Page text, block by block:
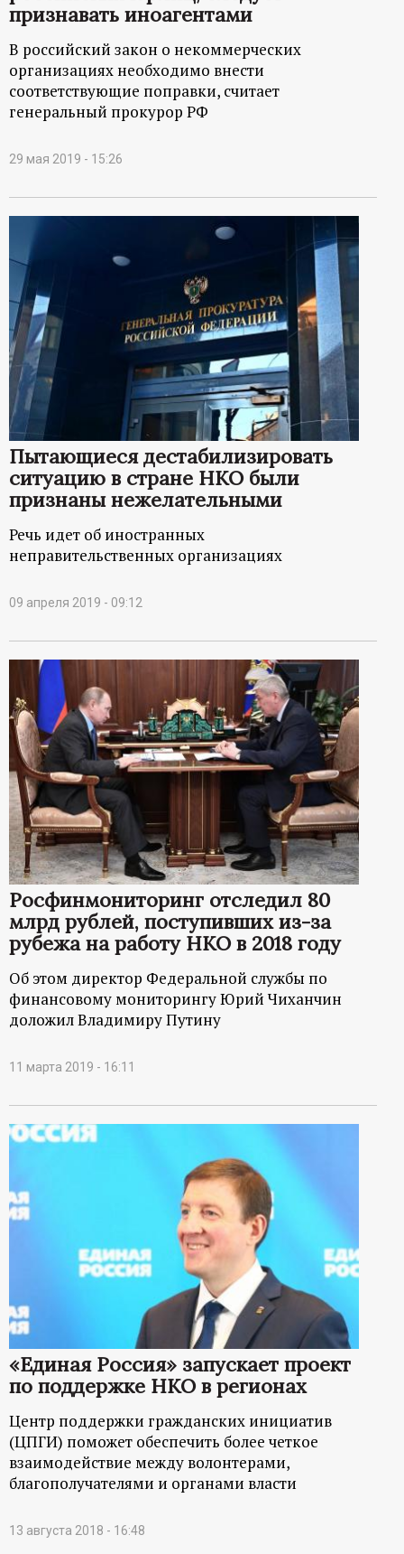
и
о
н
й
п
о
р
т
а
л
признавать иноагентами
В российский закон о некоммерческих
организациях необходимо внести
соответствующие поправки, считает
генеральный прокурор РФ
29 мая 2019 - 15:26
Пытающиеся дестабилизировать
ситуацию в стране НКО были
признаны нежелательными
Речь идет об иностранных
неправительственных организациях
09 апреля 2019 - 09:12
Росфинмониторинг отследил 80
млрд рублей, поступивших из-за
рубежа на работу НКО в 2018 году
Об этом директор Федеральной службы по
финансовому мониторингу Юрий Чиханчин
доложил Владимиру Путину
11 марта 2019 - 16:11
«Единая Россия» запускает проект
по поддержке НКО в регионах
Центр поддержки гражданских инициатив
(ЦПГИ) поможет обеспечить более четкое
взаимодействие между волонтерами,
благополучателями и органами власти
13 августа 2018 - 16:48